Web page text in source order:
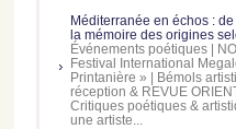
Méditerranée en échos :
la mémoire des origines
Événements poétiques |
Festival International
Printanière » | Bémols
réception & REVUE
Critiques poétiques &
une artiste...